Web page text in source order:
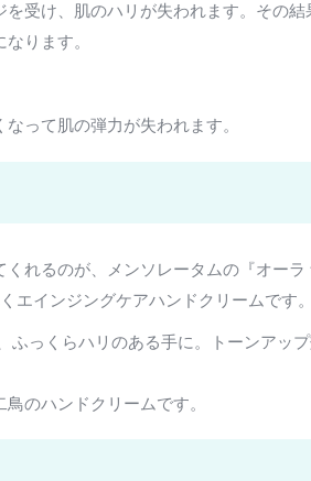
受け、肌のハリが失われます。その
ります。
って肌の弾力が失われます。
れるのが、メンソレータムの『オーラ
エインジングケアハンドクリームです。
っくらハリのある手に。トーンアッ
のハンドクリームです。